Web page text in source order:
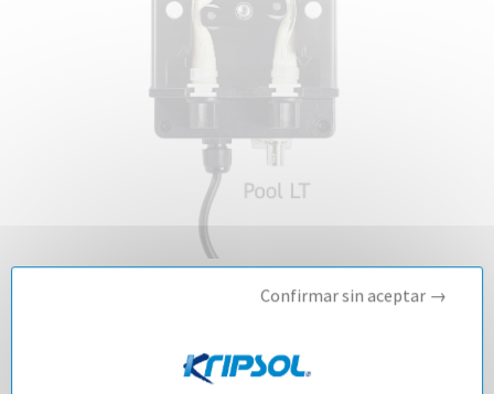
Regulación Química POOL LT,
Confirmar sin aceptar →